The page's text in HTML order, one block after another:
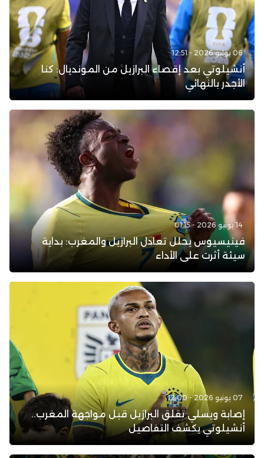
06 يوليو 2026 - 12:51
أنشيلوتي بعد إقصاء البرازيل من المونديال: كنا
الأجدر بالنهائي
14 يونيو 2026 - 01:15
فينيسيوس يحلل تعادل البرازيل والمغرب: بداية
سيئة أثرت على الأداء
07 يونيو 2026 - 12:00
إصابة ويسلي تقلق البرازيل قبل مواجهة المغرب..
أنشيلوتي يكشف التفاصيل